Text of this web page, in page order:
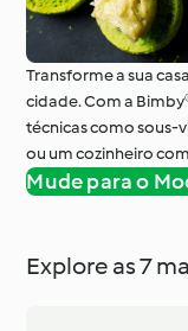
Transforme a sua
cidade. Com a
técnicas como sous-
ou um cozinheiro
Mude para o
Explore as 7